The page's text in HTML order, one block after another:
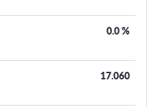
0.0%
17.060